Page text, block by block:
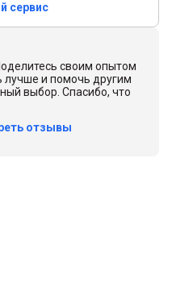
сервис
своим опытом
лучше и помочь другим
выбор. Спасибо, что
отзывы